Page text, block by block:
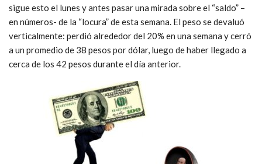
sigue esto el lunes y antes pasar una mirada sobre el “saldo” –
en números- de la “locura” de esta semana. El peso se devaluó
verticalmente: perdió alrededor del 20% en una semana y cerró
a un promedio de 38 pesos por dólar, luego de haber llegado a
cerca de los 42 pesos durante el día anterior.